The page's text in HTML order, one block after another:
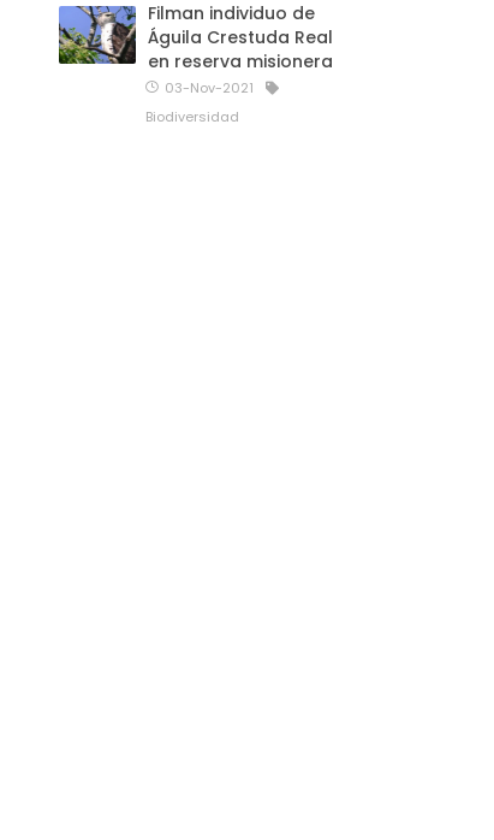
Filman individuo de
Águila Crestuda Real
en reserva misionera
03-Nov-2021
Biodiversidad